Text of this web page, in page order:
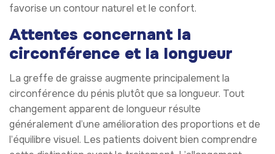
favorise un contour naturel et le confort.
Attentes concernant la
circonférence et la longueur
La greffe de graisse augmente principalement la
circonférence du pénis plutôt que sa longueur. Tout
changement apparent de longueur résulte
généralement d’une amélioration des proportions et de
l’équilibre visuel. Les patients doivent bien comprendre